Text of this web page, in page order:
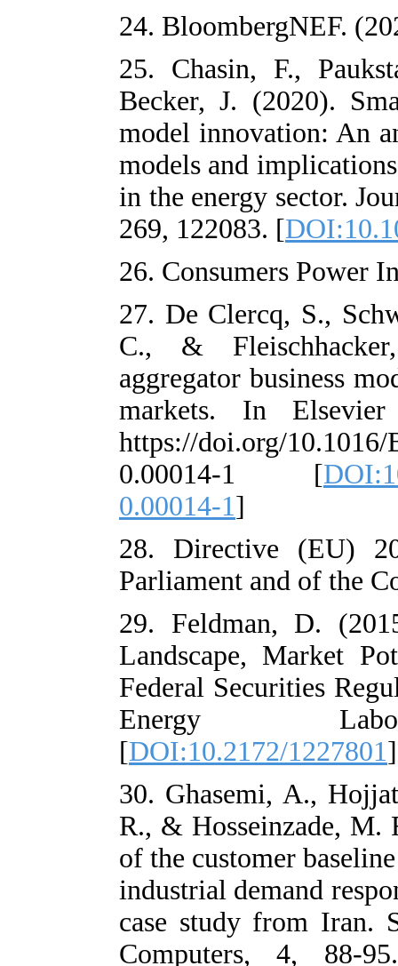
24.
25. Chasin,
Becker, J.
model
models and
in the energy
269, 122083. [
26.
27. De Clercq,
C., &
aggregator
markets. In
https://doi.org/
0.00014-
0.00014-1
28. Directive
Parliament
29. Feldman,
Landscape,
Federal
Energy
[DOI:10.2172/
30. Ghasemi,
R., &
of the
industrial
case study
Computers,